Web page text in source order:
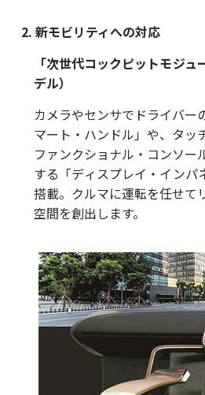
2. 新モビリティへの対応
「次世代コックピットモジ
デル）
カメラやセンサでドライバー
マート・ハンドル」や、タッ
ファンクショナル・コンソー
する「ディスプレイ・インパ
搭載。クルマに運転を任せて
空間を創出します。